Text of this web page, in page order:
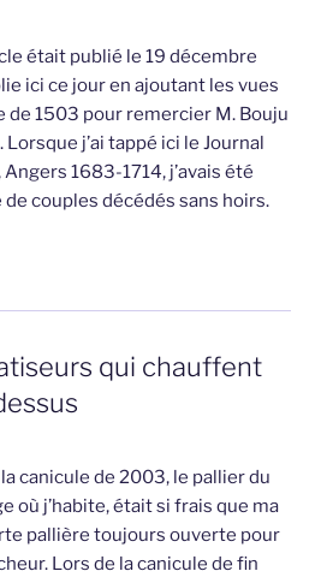
était publié le 19 décembre
ici ce jour en ajoutant les vues
de 1503 pour remercier M. Bouju
j’ai tappé ici le Journal
1683-1714, j’avais été
couples décédés sans hoirs.
qui chauffent
canicule de 2003, le pallier du
où j’habite, était si frais que ma
pallière toujours ouverte pour
Lors de la canicule de fin